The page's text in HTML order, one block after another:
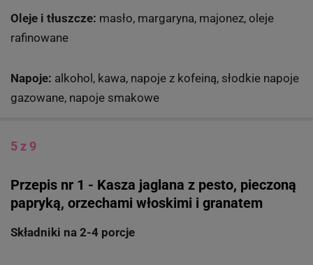
Oleje i tłuszcze: masło, margaryna, majonez, oleje
rafinowane
Napoje: alkohol, kawa, napoje z kofeiną, słodkie napoje
gazowane, napoje smakowe
5 z 9
Przepis nr 1 - Kasza jaglana z pesto, pieczoną
papryką, orzechami włoskimi i granatem
Składniki na 2-4 porcje